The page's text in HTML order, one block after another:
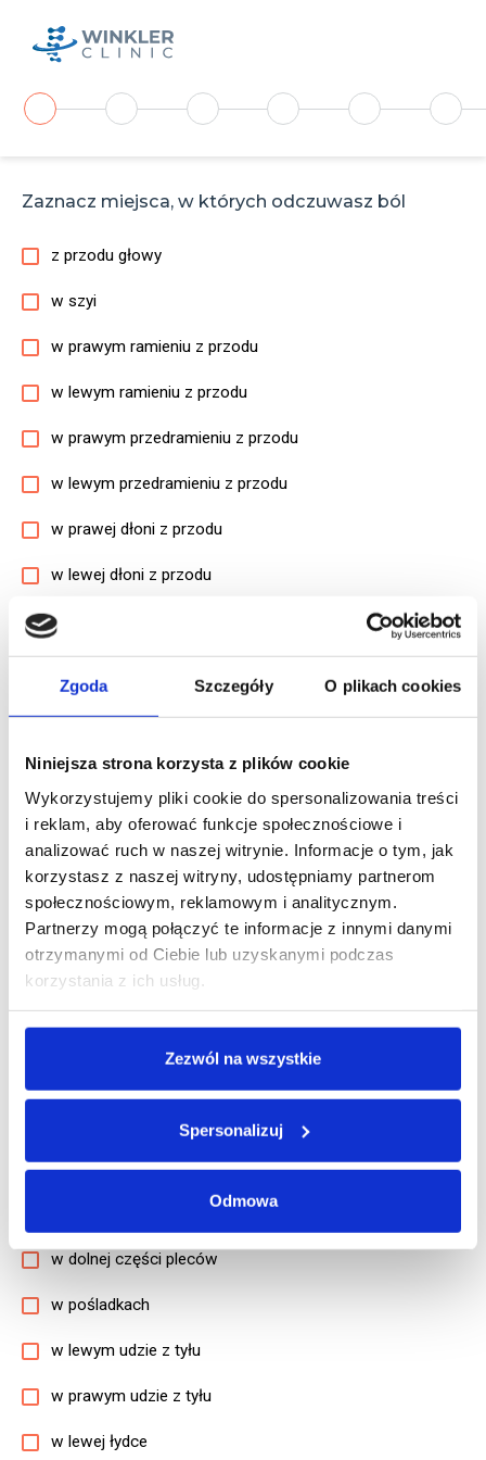
Zgoda Szczegóły O plikach cookies
Niniejsza strona korzysta z plików cookie
Wykorzystujemy pliki cookie do spersonalizowania treści
i reklam, aby oferować funkcje społecznościowe i
analizować ruch w naszej witrynie. Informacje o tym, jak
korzystasz z naszej witryny, udostępniamy partnerom
społecznościowym, reklamowym i analitycznym.
Partnerzy mogą połączyć te informacje z innymi danymi
otrzymanymi od Ciebie lub uzyskanymi podczas
korzystania z ich usług.
Zezwól na wszystkie
Spersonalizuj
Odmowa
Zaznacz miejsca, w których odczuwasz ból
z przodu głowy
w szyi
w prawym ramieniu z przodu
w lewym ramieniu z przodu
w prawym przedramieniu z przodu
w lewym przedramieniu z przodu
w prawej dłoni z przodu
w lewej dłoni z przodu
w prawym udzie z przodu
w prawym piszczelu
w lewym piszczelu
w prawej stopie
w lewej stopie
w tyle głowy
w górnej części pleców
w lewym ramieniu z tyłu
w prawym ramieniu z tyłu
w prawym przedramieniu z tyłu
w lewej dłoni z tyłu
w dolnej części pleców
w pośladkach
w lewym udzie z tyłu
w prawym udzie z tyłu
w lewej łydce